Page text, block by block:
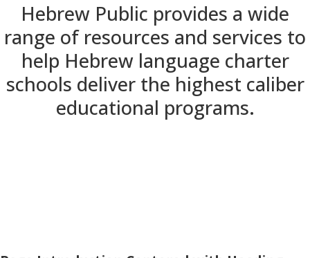
Hebrew Public provides a wide
range of resources and services to
help Hebrew language charter
schools deliver the highest caliber
educational programs.